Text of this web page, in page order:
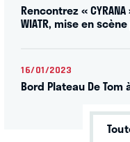
Rencontrez «
WIATR, mise en scène
16/01/2023
Bord Plateau De Tom